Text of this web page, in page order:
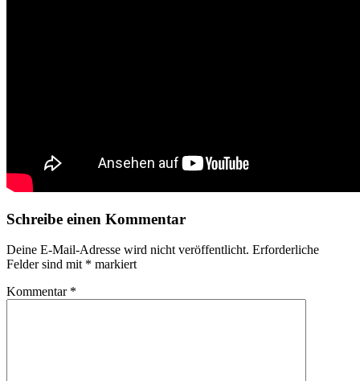
Schreibe einen Kommentar
Deine E-Mail-Adresse wird nicht veröffentlicht. Erforderliche
Felder sind mit * markiert
Kommentar *